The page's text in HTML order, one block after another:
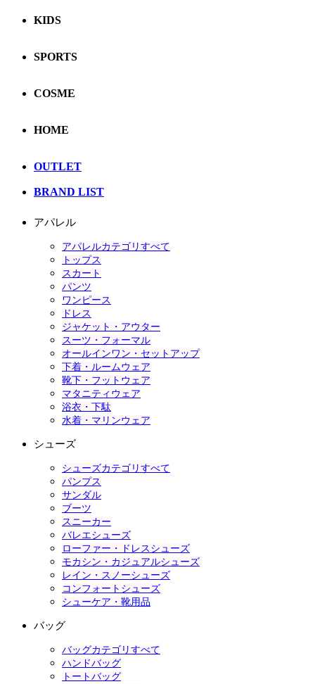
KIDS
SPORTS
COSME
HOME
OUTLET
BRAND LIST
アパレル
アパレルカテゴリすべて
トップス
スカート
パンツ
ワンピース
ドレス
ジャケット・アウター
スーツ・フォーマル
オールインワン・セットアップ
下着・ルームウェア
靴下・フットウェア
マタニティウェア
浴衣・下駄
水着・マリンウェア
シューズ
シューズカテゴリすべて
パンプス
サンダル
ブーツ
スニーカー
バレエシューズ
ローファー・ドレスシューズ
モカシン・カジュアルシューズ
レイン・スノーシューズ
コンフォートシューズ
シューケア・靴用品
バッグ
バッグカテゴリすべて
ハンドバッグ
トートバッグ